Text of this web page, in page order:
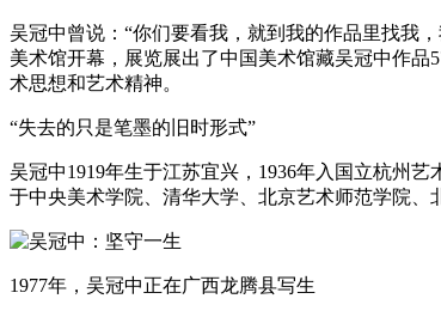
吴冠中曾说：“你们要看我，就到我的作品里找我
美术馆开幕，展览展出了中国美术馆藏吴冠中作
术思想和艺术精神。
“失去的只是笔墨的旧时形式”
吴冠中1919年生于江苏宜兴，1936年入国立杭州
于中央美术学院、清华大学、北京艺术师范学院、
1977年，吴冠中正在广西龙腾县写生